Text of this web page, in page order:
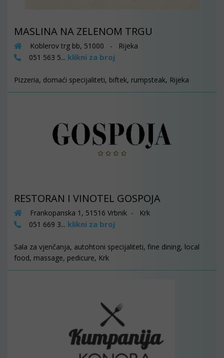
MASLINA NA ZELENOM TRGU
Koblerov trg bb, 51000 - Rijeka
051 563 5... klikni za broj
Pizzeria, domaći specijaliteti, biftek, rumpsteak, Rijeka
RESTORAN I VINOTEL GOSPOJA
Frankopanska 1, 51516 Vrbnik - Krk
051 669 3... klikni za broj
Sala za vjenčanja, autohtoni specijaliteti, fine dining, local
food, massage, pedicure, Krk